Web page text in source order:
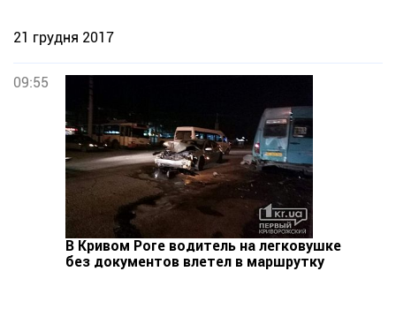
21 грудня 2017
09:55
В Кривом Роге водитель на легковушке
без документов влетел в маршрутку